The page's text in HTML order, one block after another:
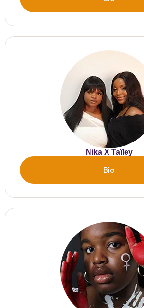
Nika X Taïley
Bio